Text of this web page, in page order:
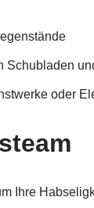
Schubladen
oder
Ihre